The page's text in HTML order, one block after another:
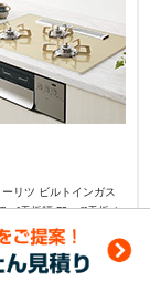
ナイ ビルトインガスコン
板:サテンシルバー・ガ
][レンジフード連動][オー
プレート]
一覧がご覧いただけま
属品:ココットプレート]
一覧がご覧いただけま
ーリツ ビルトインガス
』[天板幅:75cm][天板:シ
プ][ごとく:ステンレス]
接続不可][付属品:波型
セロールL]